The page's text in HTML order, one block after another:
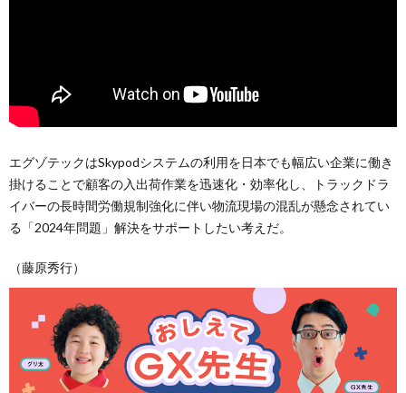
エグゾテックはSkypodシステムの利用を日本でも幅広い企業に働き
掛けることで顧客の入出荷作業を迅速化・効率化し、トラックドラ
イバーの長時間労働規制強化に伴い物流現場の混乱が懸念されてい
る「2024年問題」解決をサポートしたい考えだ。
（藤原秀行）